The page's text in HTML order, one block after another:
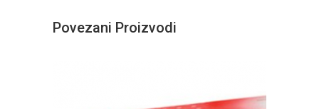
Povezani Proizvodi